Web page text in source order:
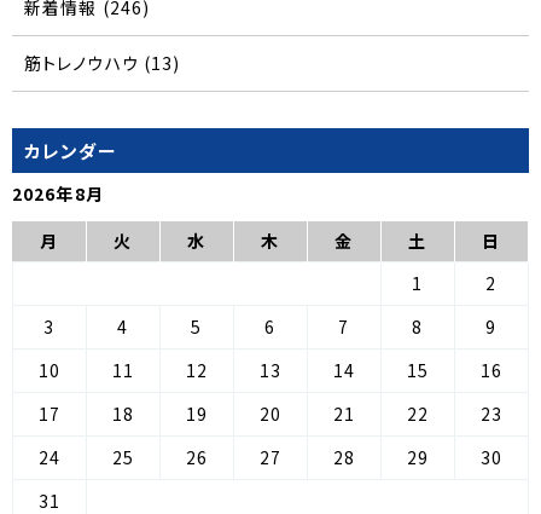
新着情報 (246)
筋トレノウハウ (13)
カレンダー
2026年8月
月
火 水 木 金 土
日
1
2
3
4 5 6 7 8
9
10
11 12 13 14 15
16
17
18 19 20 21 22
23
24
25 26 27 28 29
30
31